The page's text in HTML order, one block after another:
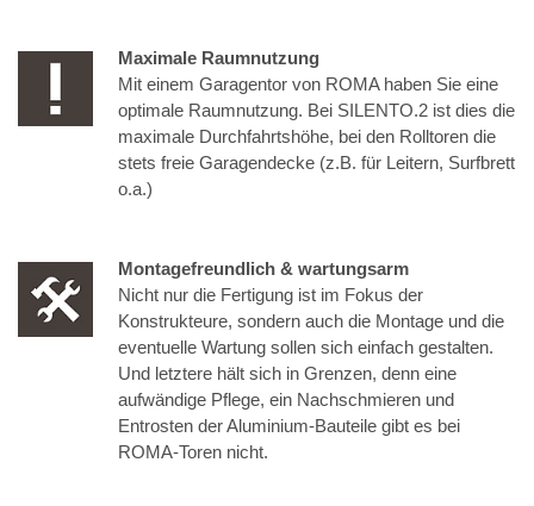
Maximale Raumnutzung
Mit einem Garagentor von ROMA haben Sie eine
optimale Raumnutzung. Bei SILENTO.2 ist dies die
maximale Durchfahrtshöhe, bei den Rolltoren die
stets freie Garagendecke (z.B. für Leitern, Surfbrett
o.a.)
Montagefreundlich & wartungsarm
Nicht nur die Fertigung ist im Fokus der
Konstrukteure, sondern auch die Montage und die
eventuelle Wartung sollen sich einfach gestalten.
Und letztere hält sich in Grenzen, denn eine
aufwändige Pflege, ein Nachschmieren und
Entrosten der Aluminium-Bauteile gibt es bei
ROMA-Toren nicht.